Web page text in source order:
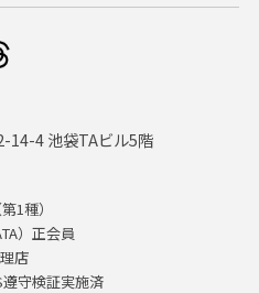
14-4 池袋TAビル5階
1種）
）正会員
店
守検証実施済